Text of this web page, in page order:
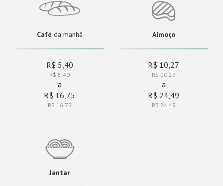
Café da manhã
R$ 5,40
R$ 5.40
a
R$ 16,75
R$ 16.75
Almoço
R$ 10,27
R$ 10.27
a
R$ 24,49
R$ 24.49
Jantar